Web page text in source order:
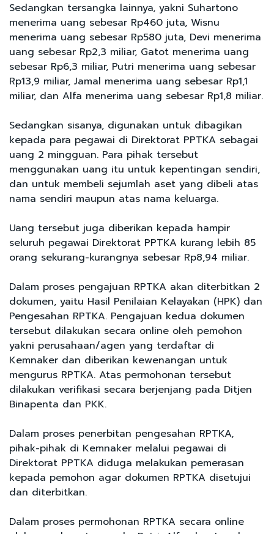
Sedangkan tersangka lainnya, yakni Suhartono
menerima uang sebesar Rp460 juta, Wisnu
menerima uang sebesar Rp580 juta, Devi menerima
uang sebesar Rp2,3 miliar, Gatot menerima uang
sebesar Rp6,3 miliar, Putri menerima uang sebesar
Rp13,9 miliar, Jamal menerima uang sebesar Rp1,1
miliar, dan Alfa menerima uang sebesar Rp1,8 miliar.
Sedangkan sisanya, digunakan untuk dibagikan
kepada para pegawai di Direktorat PPTKA sebagai
uang 2 mingguan. Para pihak tersebut
menggunakan uang itu untuk kepentingan sendiri,
dan untuk membeli sejumlah aset yang dibeli atas
nama sendiri maupun atas nama keluarga.
Uang tersebut juga diberikan kepada hampir
seluruh pegawai Direktorat PPTKA kurang lebih 85
orang sekurang-kurangnya sebesar Rp8,94 miliar.
Dalam proses pengajuan RPTKA akan diterbitkan 2
dokumen, yaitu Hasil Penilaian Kelayakan (HPK) dan
Pengesahan RPTKA. Pengajuan kedua dokumen
tersebut dilakukan secara online oleh pemohon
yakni perusahaan/agen yang terdaftar di
Kemnaker dan diberikan kewenangan untuk
mengurus RPTKA. Atas permohonan tersebut
dilakukan verifikasi secara berjenjang pada Ditjen
Binapenta dan PKK.
Dalam proses penerbitan pengesahan RPTKA,
pihak-pihak di Kemnaker melalui pegawai di
Direktorat PPTKA diduga melakukan pemerasan
kepada pemohon agar dokumen RPTKA disetujui
dan diterbitkan.
Dalam proses permohonan RPTKA secara online